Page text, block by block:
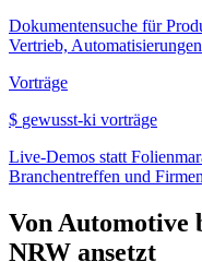
Dokumentensuche für
Vertrieb,
Vorträge
$ gewusst-ki vorträge
Live-Demos statt
Branchentreffen und
Von Automotive
NRW ansetzt